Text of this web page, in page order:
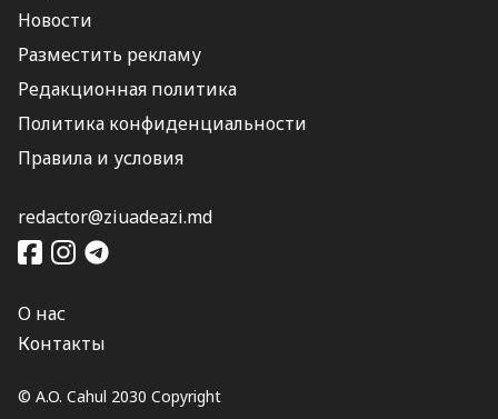
© A.O. Cahul 2030 Copyright
Новости
Разместить рекламу
Редакционная политика
Политика конфиденциальности
Правила и условия
redactor@ziuadeazi.md
О нас
Контакты